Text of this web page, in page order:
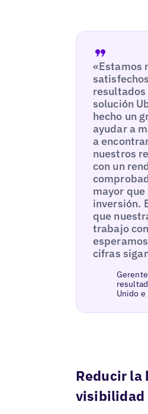
«Estamos
solución
hecho un
ayudar a
a
nuestros
con un
mayor
inversión.
que
trabajo
cifras
Unido
Reducir la
visibilidad